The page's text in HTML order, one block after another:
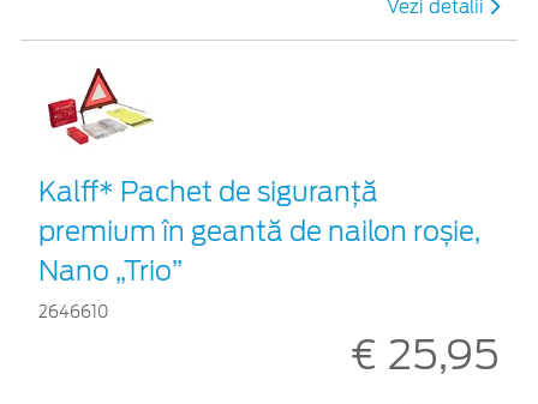
Vezi detalii
Kalff* Pachet de siguranţă
premium în geantă de nailon roșie,
Nano „Trio”
2646610
€ 25,95